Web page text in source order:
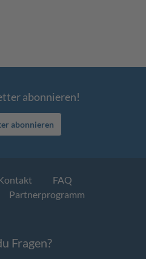
abonnieren!
abonnieren
FAQ
Partnerprogramm
Fragen?